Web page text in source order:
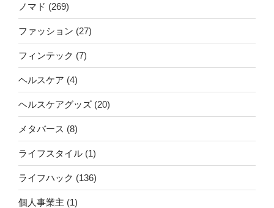
ノマド (269)
ファッション (27)
フィンテック (7)
ヘルスケア (4)
ヘルスケアグッズ (20)
メタバース (8)
ライフスタイル (1)
ライフハック (136)
個人事業主 (1)